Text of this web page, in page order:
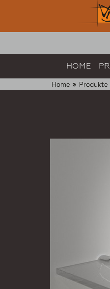
HOME
Home Produkte